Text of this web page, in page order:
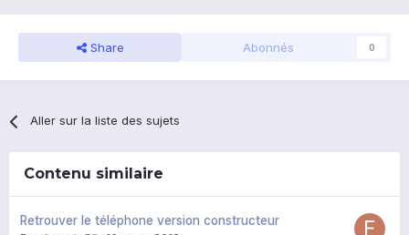
Share Abonnés 0
Aller sur la liste des sujets
Contenu similaire
Retrouver le téléphone version constructeur